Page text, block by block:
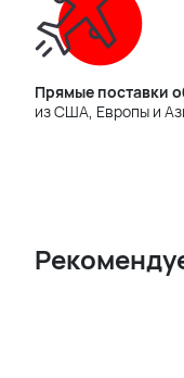
Прямые поставки
из США, Европы и